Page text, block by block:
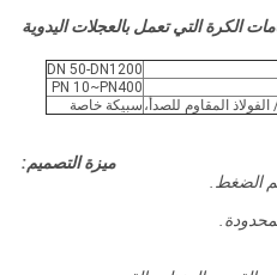
الكرة التي تعمل بالعجلات اليدوية
DN 50-DN1200
PN 10~PN400
الفولاذ المقاوم للصدأ، سبيكة خاصة
ميزة التصميم:
الضغط.